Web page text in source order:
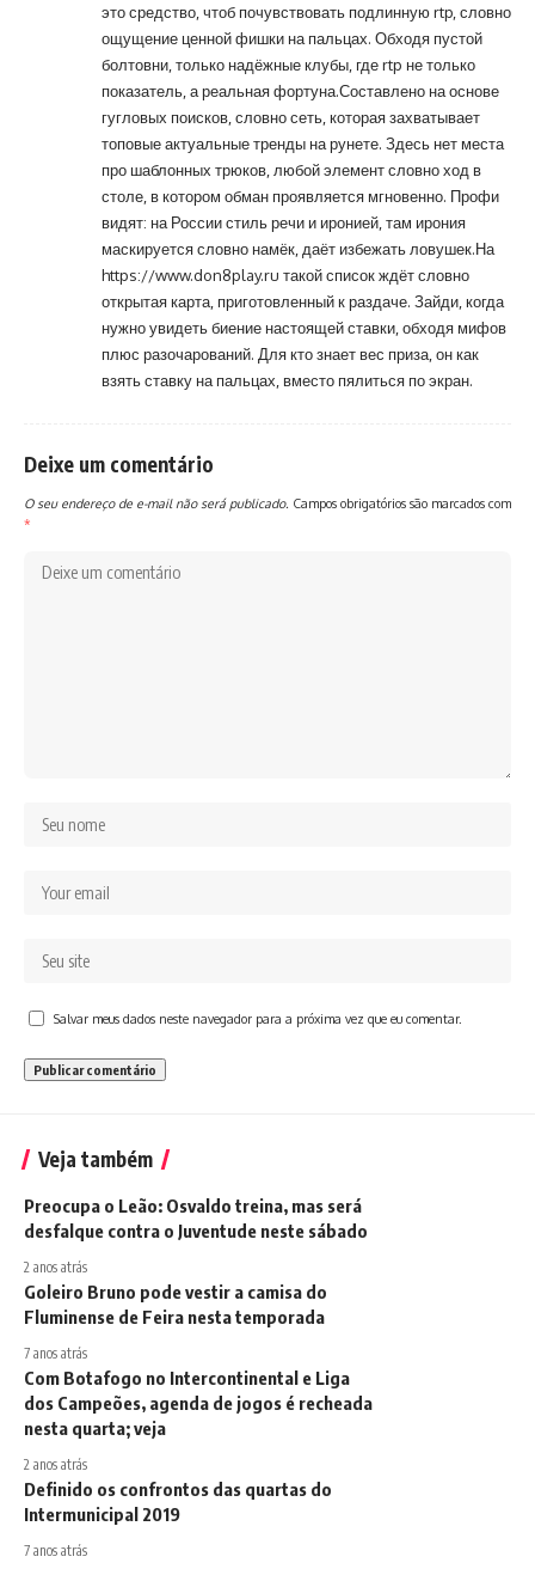
это средство, чтоб почувствовать подлинную rtp, словно
ощущение ценной фишки на пальцах. Обходя пустой
болтовни, только надёжные клубы, где rtp не только
показатель, а реальная фортуна.Составлено на основе
гугловых поисков, словно сеть, которая захватывает
топовые актуальные тренды на рунете. Здесь нет места
про шаблонных трюков, любой элемент словно ход в
столе, в котором обман проявляется мгновенно. Профи
видят: на России стиль речи и иронией, там ирония
маскируется словно намёк, даёт избежать ловушек.На
https://www.don8play.ru такой список ждёт словно
открытая карта, приготовленный к раздаче. Зайди, когда
нужно увидеть биение настоящей ставки, обходя мифов
плюс разочарований. Для кто знает вес приза, он как
взять ставку на пальцах, вместо пялиться по экран.
Deixe um comentário
O seu endereço de e-mail não será publicado. Campos obrigatórios são marcados com
*
Salvar meus dados neste navegador para a próxima vez que eu comentar.
Veja também
Preocupa o Leão: Osvaldo treina, mas será
desfalque contra o Juventude neste sábado
2 anos atrás
Goleiro Bruno pode vestir a camisa do
Fluminense de Feira nesta temporada
7 anos atrás
Com Botafogo no Intercontinental e Liga
dos Campeões, agenda de jogos é recheada
nesta quarta; veja
2 anos atrás
Definido os confrontos das quartas do
Intermunicipal 2019
7 anos atrás